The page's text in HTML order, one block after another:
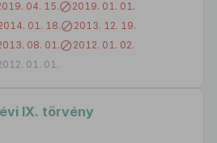
04. 15.
2019. 01. 01.
01. 18.
2013. 12. 19.
08. 01.
2012. 01. 02.
01. 01.
IX. törvény